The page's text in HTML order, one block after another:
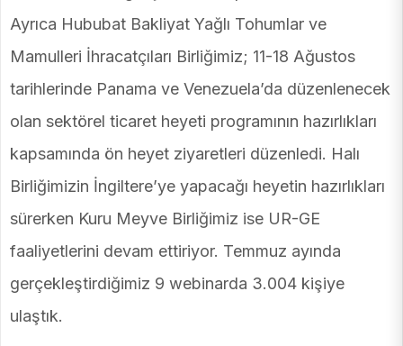
Ayrıca Hububat Bakliyat Yağlı Tohumlar ve
Mamulleri İhracatçıları Birliğimiz; 11-18 Ağustos
tarihlerinde Panama ve Venezuela’da düzenlenecek
olan sektörel ticaret heyeti programının hazırlıkları
kapsamında ön heyet ziyaretleri düzenledi. Halı
Birliğimizin İngiltere’ye yapacağı heyetin hazırlıkları
sürerken Kuru Meyve Birliğimiz ise UR-GE
faaliyetlerini devam ettiriyor. Temmuz ayında
gerçekleştirdiğimiz 9 webinarda 3.004 kişiye
ulaştık.